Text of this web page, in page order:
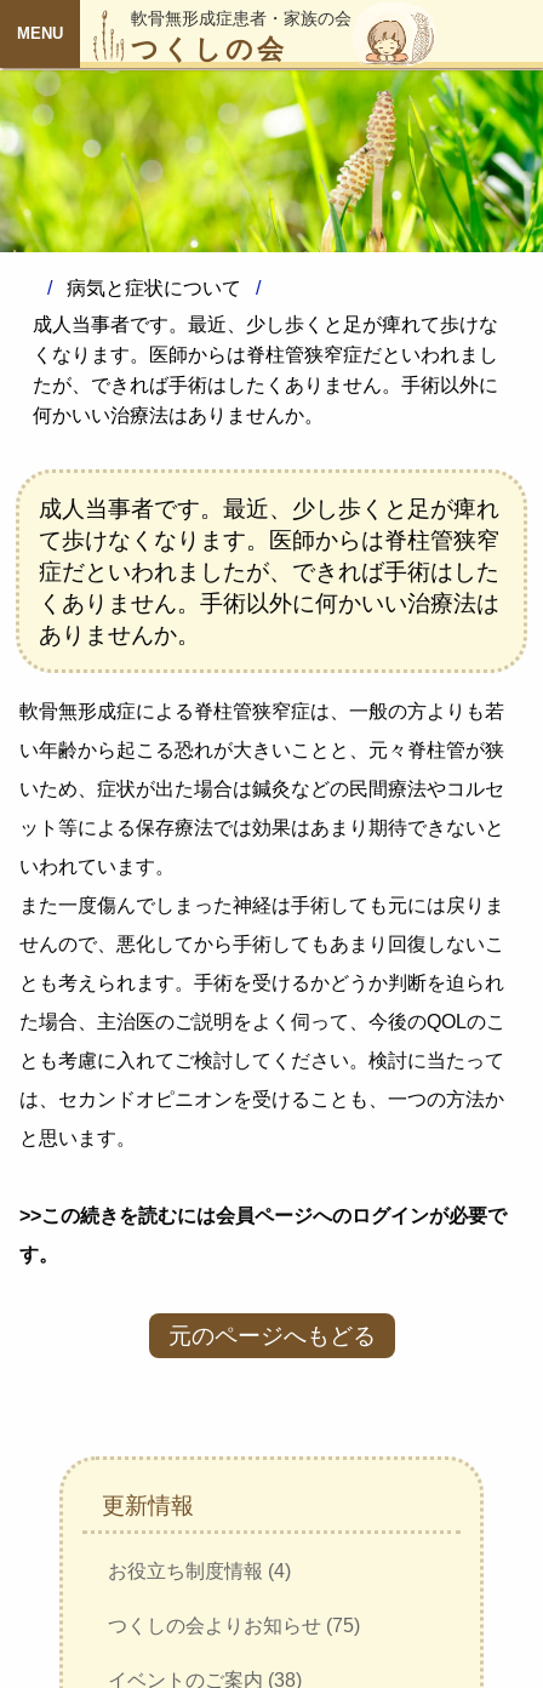
MENU 軟骨無形成症患者・家族の会
つくしの会
病気と症状について
成人当事者です。最近、少し歩くと足が痺れて歩けな
くなります。医師からは脊柱管狭窄症だといわれまし
たが、できれば手術はしたくありません。手術以外に
何かいい治療法はありませんか。
成人当事者です。最近、少し歩くと足が痺れ
て歩けなくなります。医師からは脊柱管狭窄
症だといわれましたが、できれば手術はした
くありません。手術以外に何かいい治療法は
ありませんか。
軟骨無形成症による脊柱管狭窄症は、一般の方よりも若
い年齢から起こる恐れが大きいことと、元々脊柱管が狭
いため、症状が出た場合は鍼灸などの民間療法やコルセ
ット等による保存療法では効果はあまり期待できないと
いわれています。
また一度傷んでしまった神経は手術しても元には戻りま
せんので、悪化してから手術してもあまり回復しないこ
とも考えられます。手術を受けるかどうか判断を迫られ
た場合、主治医のご説明をよく伺って、今後のQOLのこ
とも考慮に入れてご検討してください。検討に当たって
は、セカンドオピニオンを受けることも、一つの方法か
と思います。
>>この続きを読むには会員ページへのログインが必要で
す。
元のページへもどる
更新情報
お役立ち制度情報 (4)
つくしの会よりお知らせ (75)
イベントのご案内 (38)